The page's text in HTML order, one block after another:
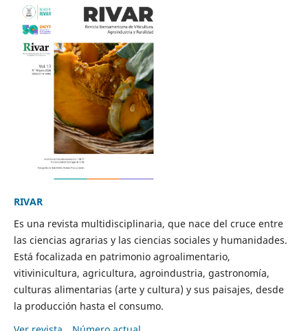
RIVAR
Es una revista multidisciplinaria, que nace del cruce entre
las ciencias agrarias y las ciencias sociales y humanidades.
Está focalizada en patrimonio agroalimentario,
vitivinicultura, agricultura, agroindustria, gastronomía,
culturas alimentarias (arte y cultura) y sus paisajes, desde
la producción hasta el consumo.